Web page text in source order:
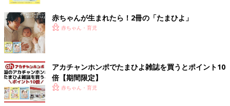
赤ちゃんが生まれたら！2冊の「たまひよ」
赤ちゃん・育児
アカチャンホンポでたまひよ雑誌を買うとポイント10
倍【期間限定】
赤ちゃん・育児